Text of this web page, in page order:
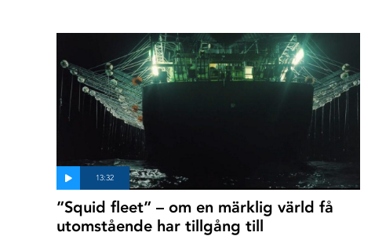
”Squid fleet” – om en märklig värld få
utomstående har tillgång till